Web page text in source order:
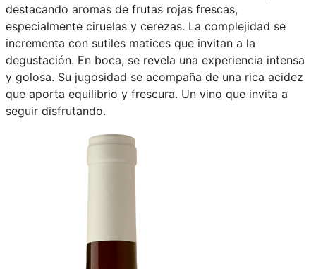
destacando aromas de frutas rojas frescas,
especialmente ciruelas y cerezas. La complejidad se
incrementa con sutiles matices que invitan a la
degustación. En boca, se revela una experiencia intensa
y golosa. Su jugosidad se acompaña de una rica acidez
que aporta equilibrio y frescura. Un vino que invita a
seguir disfrutando.